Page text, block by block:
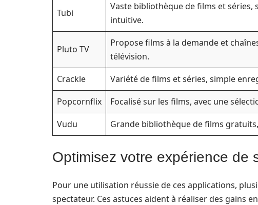
Tubi
Vaste bibliothèque de films et
intuitive.
Pluto TV
Propose films à la demande et
télévision.
Crackle
Variété de films et séries, simple
Popcornflix
Focalisé sur les films, avec une
Vudu
Grande bibliothèque de films
Optimisez votre expérience de
Pour une utilisation réussie de ces applications,
spectateur. Ces astuces aident à réaliser des gains